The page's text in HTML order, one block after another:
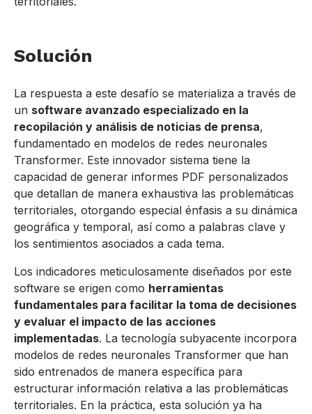
Solución
La respuesta a este desafío se materializa a través de
un software avanzado especializado en la
recopilación y análisis de noticias de prensa,
fundamentado en modelos de redes neuronales
Transformer. Este innovador sistema tiene la
capacidad de generar informes PDF personalizados
que detallan de manera exhaustiva las problemáticas
territoriales, otorgando especial énfasis a su dinámica
geográfica y temporal, así como a palabras clave y
los sentimientos asociados a cada tema.
Los indicadores meticulosamente diseñados por este
software se erigen como herramientas
fundamentales para facilitar la toma de decisiones
y evaluar el impacto de las acciones
implementadas. La tecnología subyacente incorpora
modelos de redes neuronales Transformer que han
sido entrenados de manera específica para
estructurar información relativa a las problemáticas
territoriales. En la práctica, esta solución ya ha